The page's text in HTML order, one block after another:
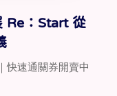
Re：Start 從
速通關券開賣中